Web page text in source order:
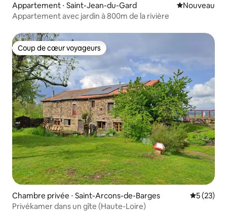
Appartement ⋅ Saint-Jean-du-Gard Nouvel
Nouveau
Appartement avec jardin à 800m de la rivière
Coup de cœur voyageurs
Coup de cœur voyageurs
Chambre privée ⋅ Saint-Arcons-de-Barges
5 (23)
Privékamer dans un gîte (Haute-Loire)